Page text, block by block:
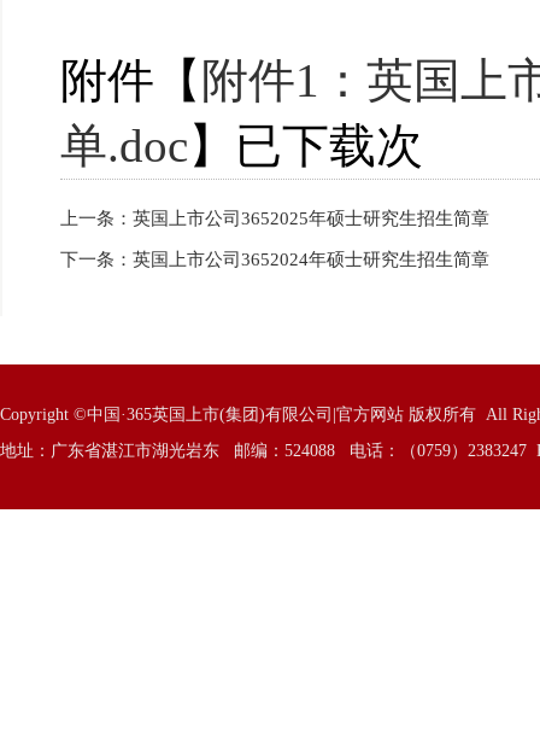
附件【 附件1：英国上
单.doc】已下载次
上一条： 英国上市公司3652025年硕士研究生招生简章
下一条： 英国上市公司3652024年硕士研究生招生简章
Copyright ©中国·365英国上市(集团)有限公司|官方网站 版权所有 All
地址：广东省湛江市湖光岩东 邮编：524088 电话：（0759）2383247